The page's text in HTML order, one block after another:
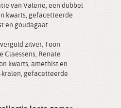
van Valerie, een dubbel
kwarts, gefacetteerde
en goudagaat.
verguld zilver,
Toon
Claessens, Renate
kwarts, amethist en
kralen, gefacetteerde